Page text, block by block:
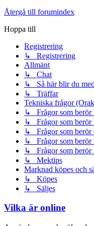
Återgå till forumindex
Hoppa till
Registrering
↳ Registrering
Allmänt
↳ Chat
↳ Så här blir du
↳ Träffar
Tekniska frågor
↳ Frågor som berör
↳ Frågor som berör
↳ Frågor som berör
↳ Frågor som berör
↳ Frågor som berör
↳ Mektips
Marknad köpes och
↳ Köpes
↳ Säljes
Vilka är online